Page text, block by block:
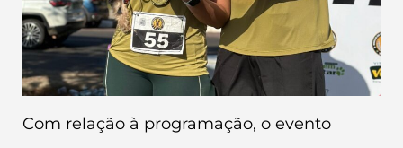
Com relação à programação, o evento